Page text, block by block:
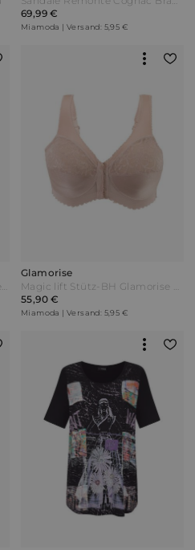
69,99 €
Miamoda | Versand: 5,95 €
Damenuhr Meister Anker Silberfarben Bunt
Glamorise
Magic lift Stütz-BH Glamorise Nude Beige
55,90 €
Miamoda | Versand: 5,95 €